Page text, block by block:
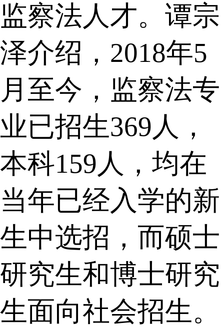
监察法人才。谭宗
泽介绍，2018年5
月至今，监察法专
业已招生369人，
本科159人，均在
当年已经入学的新
生中选招，而硕士
研究生和博士研究
生面向社会招生。